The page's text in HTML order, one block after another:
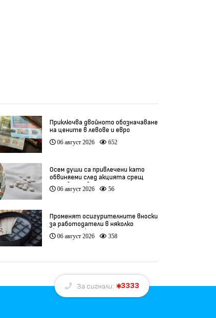
Приключва двойното обозначаване
на цените в левове и евро
06 август 2026 652
Осем души са привлечени като
обвиняеми след акцията срещ
производство на фентанил
06 август 2026 56
Променят осигурителните вноски
за работодатели в няколко
икономически дейности
06 август 2026 358
За сигнали: 3333